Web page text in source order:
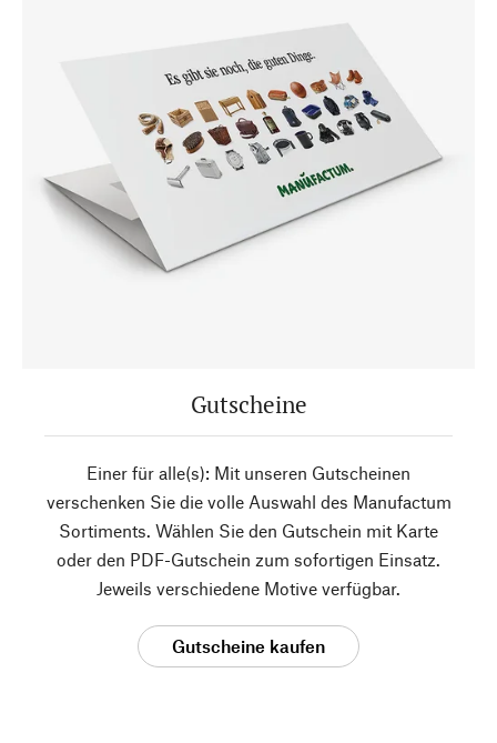
Gutscheine
Einer für alle(s): Mit unseren Gutscheinen
verschenken Sie die volle Auswahl des Manufactum
Sortiments. Wählen Sie den Gutschein mit Karte
oder den PDF-Gutschein zum sofortigen Einsatz.
Jeweils verschiedene Motive verfügbar.
Gutscheine kaufen